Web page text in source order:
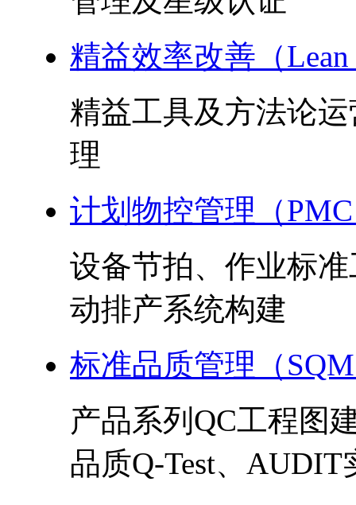
精益效率改善（
精益工具及方法论
理
计划物控管理（
设备节拍、作业标
动排产系统构建
标准品质管理（
产品系列QC工程图
品质Q-Test、AUDIT